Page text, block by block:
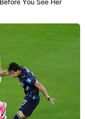
su
con todo contra
que